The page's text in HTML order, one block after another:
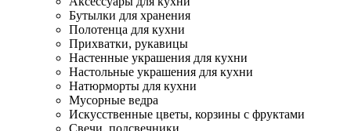
Бутылки для хранения
Полотенца для кухни
Прихватки, рукавицы
Настенные украшения для кухни
Настольные украшения для кухни
Натюрморты для кухни
Мусорные ведра
Искусственные цветы, корзины с фруктами
Свечи, подсвечники